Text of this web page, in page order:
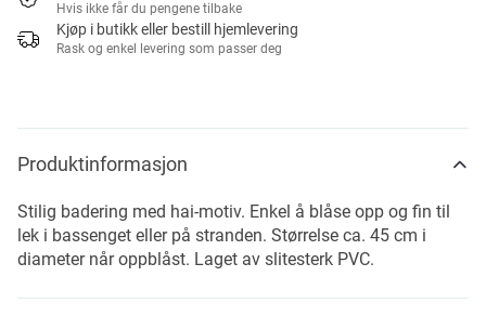
Hvis ikke får du pengene tilbake
Kjøp i butikk eller bestill hjemlevering
Rask og enkel levering som passer deg
Produktinformasjon
Stilig badering med hai-motiv. Enkel å blåse opp og fin til
lek i bassenget eller på stranden. Størrelse ca. 45 cm i
diameter når oppblåst. Laget av slitesterk PVC.